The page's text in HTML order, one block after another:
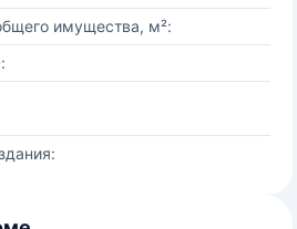
имущества, м²: